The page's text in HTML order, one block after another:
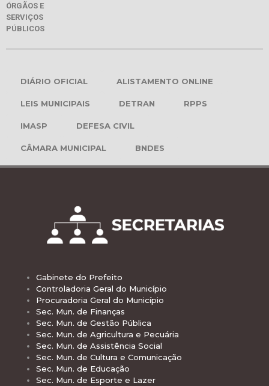
ÓRGÃOS E
SERVIÇOS
PÚBLICOS
DIÁRIO OFICIAL ALISTAMENTO ONLINE
LEIS MUNICIPAIS DETRAN RPPS
IMASP DEFESA CIVIL
CÂMARA MUNICIPAL BNDES
Gabinete do Prefeito
Controladoria Geral do Município
Procuradoria Geral do Município
Sec. Mun. de Finanças
Sec. Mun. de Gestão Pública
Sec. Mun. de Agricultura e Pecuária
Sec. Mun. de Assistência Social
Sec. Mun. de Cultura e Comunicação
Sec. Mun. de Educação
Sec. Mun. de Esporte e Lazer